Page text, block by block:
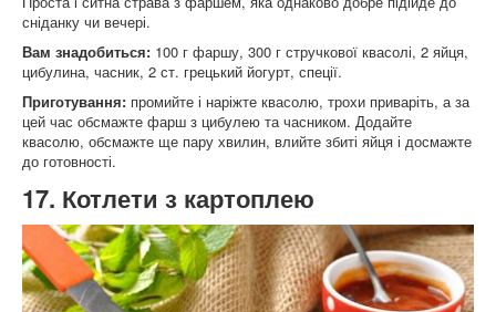
сніданку чи вечері.
Вам знадобиться: 100 г фаршу, 300 г стручкової квасолі, 2 яйця,
цибулина, часник, 2 ст. грецький йогурт, спеції.
Приготування: промийте і наріжте квасолю, трохи приваріть, а за
цей час обсмажте фарш з цибулею та часником. Додайте
квасолю, обсмажте ще пару хвилин, влийте збиті яйця і досмажте
до готовності.
17. Котлети з картоплею